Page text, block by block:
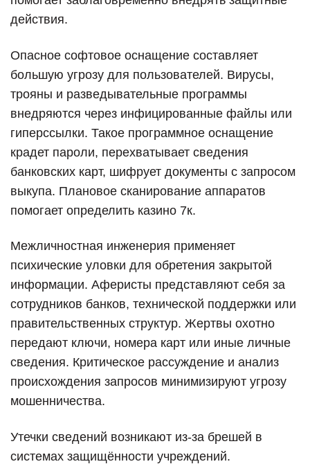
действия.
Опасное софтовое оснащение составляет
большую угрозу для пользователей. Вирусы,
трояны и разведывательные программы
внедряются через инфицированные файлы или
гиперссылки. Такое программное оснащение
крадет пароли, перехватывает сведения
банковских карт, шифрует документы с запросом
выкупа. Плановое сканирование аппаратов
помогает определить казино 7к.
Межличностная инженерия применяет
психические уловки для обретения закрытой
информации. Аферисты представляют себя за
сотрудников банков, технической поддержки или
правительственных структур. Жертвы охотно
передают ключи, номера карт или иные личные
сведения. Критическое рассуждение и анализ
происхождения запросов минимизируют угрозу
мошенничества.
Утечки сведений возникают из-за брешей в
системах защищённости учреждений.